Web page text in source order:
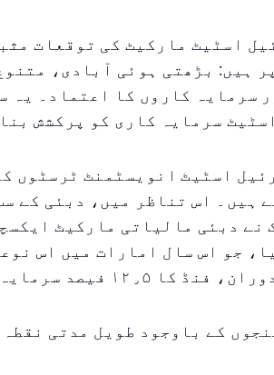
اسٹیٹ مارکیٹ کی توقعات
ہیں: بڑھتی ہوئی آبادی،
سرمایہ کاروں کا اعتماد۔ یہ
سرمایہ کاری کو پرکشش
اسٹیٹ انویسٹمنٹ ٹرسٹوں
ہیں۔ اس تناظر میں، دبئی کے
نے دبئی مالیاتی مارکیٹ
جو اس سال امارات میں اس
سرمایہ کاروں کے لئے دستیاب ہوگا۔
کے باوجود طویل مدتی نقطہ